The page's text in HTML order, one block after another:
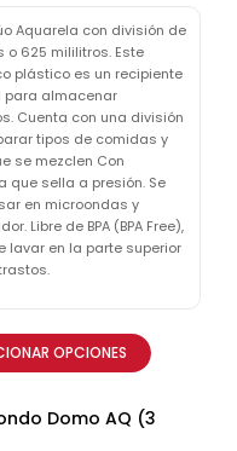
Aquarela con división de
o 625 mililitros. Este
plástico es un recipiente
para almacenar
Cuenta con una división
tipos de comidas y
se mezclen Con
que sella a presión. Se
en microondas y
Libre de BPA (BPA Free),
lavar en la parte superior
OPCIONES
Domo AQ (3